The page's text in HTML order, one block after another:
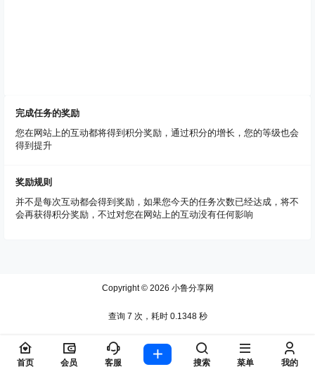
完成任务的奖励
您在网站上的互动都将得到积分奖励，通过积分的增长，您的等级也会
得到提升
奖励规则
并不是每次互动都会得到奖励，如果您今天的任务次数已经达成，将不
会再获得积分奖励，不过对您在网站上的互动没有任何影响
Copyright © 2026 小鲁分享网
查询 7 次，耗时 0.1348 秒
首页 会员 客服 搜索 菜单 我的